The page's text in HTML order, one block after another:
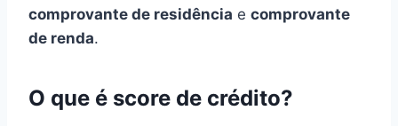
comprovante de residência e comprovante
de renda.
O que é score de crédito?